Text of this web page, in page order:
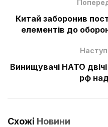
Китай заборонив
елементів до
Винищувачі НАТО
рф
Схожі Новини